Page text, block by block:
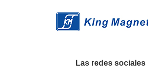
Las redes sociales